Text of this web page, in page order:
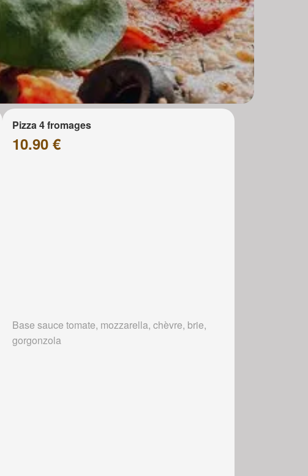
Pizza 4 fromages
10.90 €
Base sauce tomate, mozzarella, chèvre, brie,
gorgonzola